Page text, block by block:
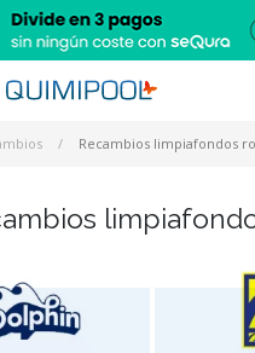
Recambios limpiafondos